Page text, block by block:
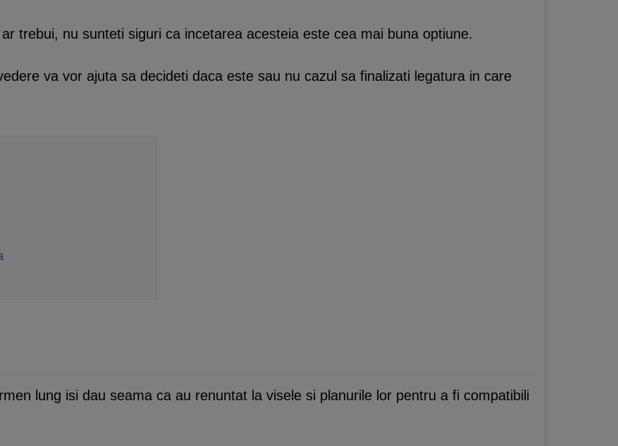
trebui, nu sunteti siguri ca incetarea acesteia este cea mai buna optiune.
va vor ajuta sa decideti daca este sau nu cazul sa finalizati legatura in care
lung isi dau seama ca au renuntat la visele si planurile lor pentru a fi compatibili